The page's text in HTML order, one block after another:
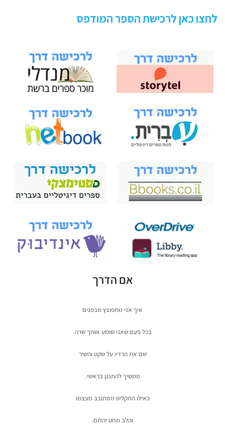
לחצו כאן לרכישת הספר המודפס
אם‭ ‬הדרך
איך‭ ‬אני‭ ‬מתפוצץ‭ ‬מבפנים
בכל‭ ‬פעם‭ ‬שאני‭ ‬שומע‭ ‬אותך‭ ‬שרה‭.‬
שם‭ ‬את‭ ‬הרדיו‭ ‬על‭ ‬שקט‭ ‬והשיר
ממשיך‭ ‬להתנגן‭ ‬בראשי‭.‬
כאילו‭ ‬התקליט‭ ‬מסתובב‭ ‬מעצמו
והלב‭ ‬מחט‭ ‬יהלום‭.‬